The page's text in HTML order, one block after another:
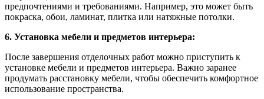
предпочтениями и требованиями. Например, это может быть
покраска, обои, ламинат, плитка или натяжные потолки.
6. Установка мебели и предметов интерьера:
После завершения отделочных работ можно приступить к
установке мебели и предметов интерьера. Важно заранее
продумать расстановку мебели, чтобы обеспечить комфортное
использование пространства.